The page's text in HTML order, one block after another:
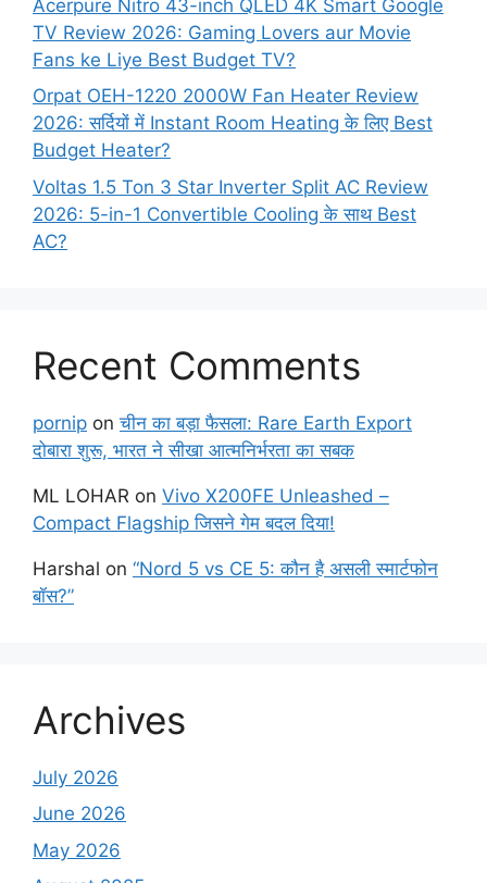
Acerpure Nitro 43-inch QLED 4K Smart Google
TV Review 2026: Gaming Lovers aur Movie
Fans ke Liye Best Budget TV?
Orpat OEH-1220 2000W Fan Heater Review
2026: सर्दियों में Instant Room Heating के लिए Best
Budget Heater?
Voltas 1.5 Ton 3 Star Inverter Split AC Review
2026: 5-in-1 Convertible Cooling के साथ Best
AC?
Recent Comments
pornip onचीन का बड़ा फैसला: Rare Earth Export
दोबारा शुरू, भारत ने सीखा आत्मनिर्भरता का सबक
ML LOHAR on Vivo X200FE Unleashed –
Compact Flagship जिसने गेम बदल दिया!
Harshal on “Nord 5 vs CE 5: कौन है असली स्मार्टफोन
बॉस?”
Archives
July 2026
June 2026
May 2026